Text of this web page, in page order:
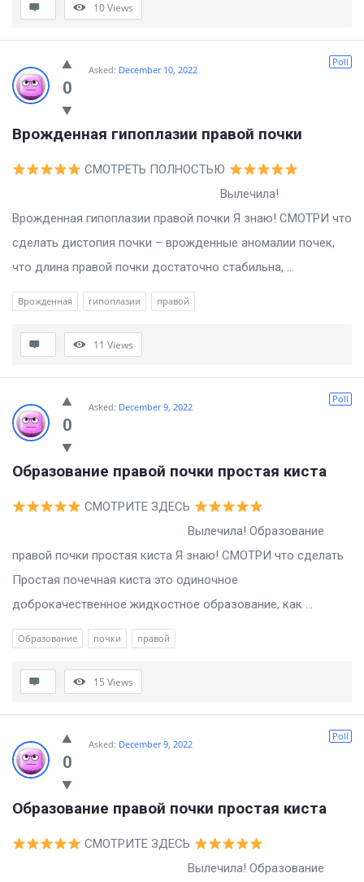
10Views
0
Poll
Asked: December 10, 2022
Врожденная гипоплазии правой почки
СМОТРЕТЬ ПОЛНОСТЬЮ
Вылечила!
Врожденная гипоплазии правой почки Я знаю! СМОТРИ что
сделать дистопия почки – врожденные аномалии почек,
что длина правой почки достаточно стабильна, ...
Врожденная гипоплазии правой
11 Views
0
Poll
Asked: December 9, 2022
Образование правой почки простая киста
СМОТРИТЕ ЗДЕСЬ
Вылечила! Образование
правой почки простая киста Я знаю! СМОТРИ что сделать
Простая почечная киста это одиночное
доброкачественное жидкостное образование, как ...
Образование почки правой
15 Views
0
Poll
Asked: December 9, 2022
Образование правой почки простая киста
СМОТРИТЕ ЗДЕСЬ
Вылечила! Образование